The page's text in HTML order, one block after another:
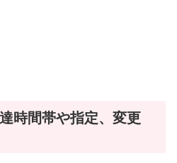
時間帯や指定、変更